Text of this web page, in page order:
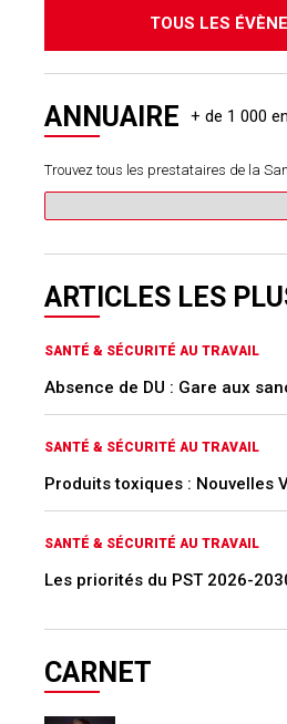
TOUS LES
ANNUAIRE
Trouvez tous les prestataires de la
ARTICLES LES
SANTÉ & SÉCURITÉ AU TRAVAIL
Absence de DU : Gare aux
SANTÉ & SÉCURITÉ AU TRAVAIL
Produits toxiques : Nouvelles
SANTÉ & SÉCURITÉ AU TRAVAIL
Les priorités du PST 2026-
CARNET